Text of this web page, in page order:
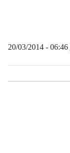
20/03/2014 - 06:46